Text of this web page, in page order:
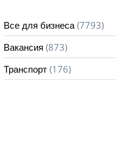
Все для бизнеса (7793)
Вакансия (873)
Транспорт (176)